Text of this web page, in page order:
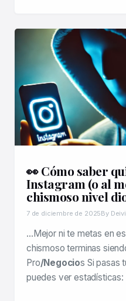
👀 Cómo saber
Instagram (o al
chismoso nivel
7 de diciembre de 2025By
…Mejor ni te metas en
chismoso terminas
Pro/Negocios Si pasas
puedes ver estadísticas: